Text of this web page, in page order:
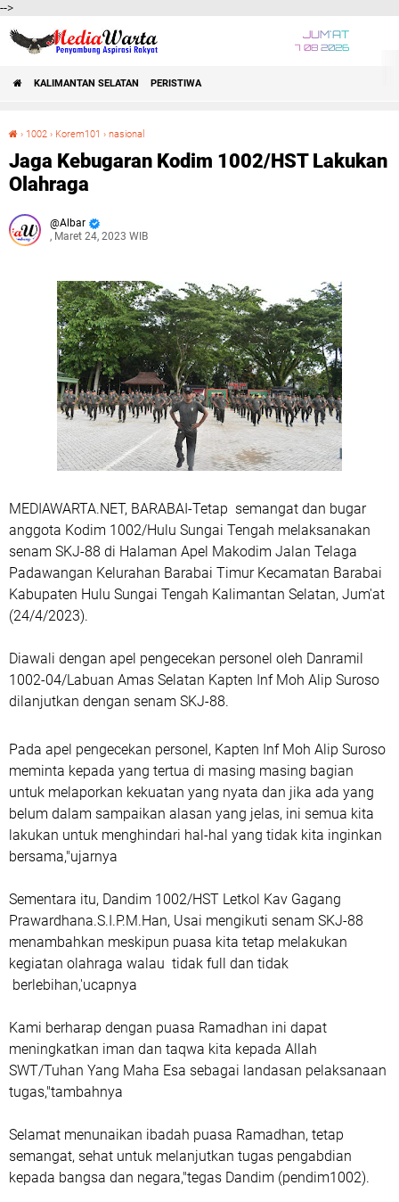
-->
JUM'AT
7 08 2026
KALIMANTAN SELATAN PERISTIWA
› 1002 › Korem101 › nasional
Jaga Kebugaran Kodim 1002/HST Lakukan
Olahraga
Albar
, Maret 24, 2023 WIB
MEDIAWARTA.NET, BARABAI-Tetap semangat dan bugar
anggota Kodim 1002/Hulu Sungai Tengah melaksanakan
senam SKJ-88 di Halaman Apel Makodim Jalan Telaga
Padawangan Kelurahan Barabai Timur Kecamatan Barabai
Kabupaten Hulu Sungai Tengah Kalimantan Selatan, Jum'at
(24/4/2023).
Diawali dengan apel pengecekan personel oleh Danramil
1002-04/Labuan Amas Selatan Kapten Inf Moh Alip Suroso
dilanjutkan dengan senam SKJ-88.
Pada apel pengecekan personel, Kapten Inf Moh Alip Suroso
meminta kepada yang tertua di masing masing bagian
untuk melaporkan kekuatan yang nyata dan jika ada yang
belum dalam sampaikan alasan yang jelas, ini semua kita
lakukan untuk menghindari hal-hal yang tidak kita inginkan
bersama,"ujarnya
Sementara itu, Dandim 1002/HST Letkol Kav Gagang
Prawardhana.S.I.P.M.Han, Usai mengikuti senam SKJ-88
menambahkan meskipun puasa kita tetap melakukan
kegiatan olahraga walau tidak full dan tidak
berlebihan,'ucapnya
Kami berharap dengan puasa Ramadhan ini dapat
meningkatkan iman dan taqwa kita kepada Allah
SWT/Tuhan Yang Maha Esa sebagai landasan pelaksanaan
tugas,"tambahnya
Selamat menunaikan ibadah puasa Ramadhan, tetap
semangat, sehat untuk melanjutkan tugas pengabdian
kepada bangsa dan negara,"tegas Dandim (pendim1002).